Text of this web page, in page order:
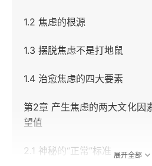
1.2 焦虑的根源
1.3 摆脱焦虑不是打地鼠
1.4 治愈焦虑的四大要素
第2章 产生焦虑的两大文化因
望值
2.1 神秘的“正常”标准 展开全部